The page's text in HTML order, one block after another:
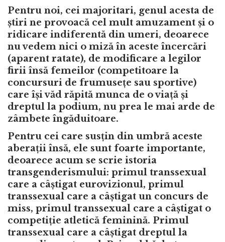
Pentru noi, cei majoritari, genul acesta de
știri ne provoacă cel mult amuzament și o
ridicare indiferentă din umeri, deoarece
nu vedem nici o miză în aceste încercări
(aparent ratate), de modificare a legilor
firii însă femeilor (competitoare la
concursuri de frumusețe sau sportive)
care își văd răpită munca de o viață și
dreptul la podium, nu prea le mai arde de
zâmbete îngăduitoare.
Pentru cei care susțin din umbră aceste
aberații însă, ele sunt foarte importante,
deoarece acum se scrie istoria
transgenderismului: primul transsexual
care a câștigat eurovizionul, primul
transsexual care a câștigat un concurs de
miss, primul transsexual care a câștigat o
competiție atletică feminină. Primul
transsexual care a câștigat dreptul la